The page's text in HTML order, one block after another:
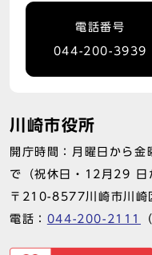
電話番号
044-200-3939
川崎市役所
開庁時間：月曜日から
で（祝休日・12月29 日
〒210-8577川崎市川崎
電話： 044-200-2111